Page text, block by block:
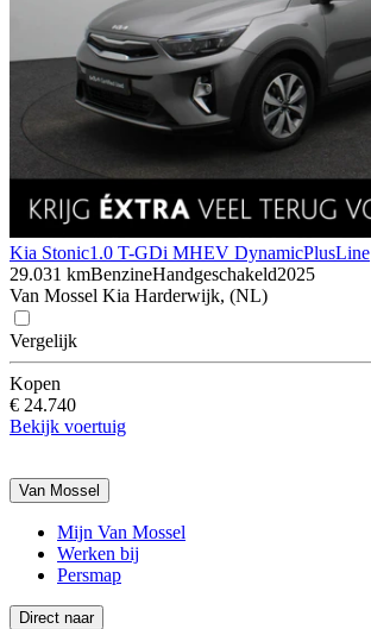
Kia Stonic1.0 T-GDi MHEV DynamicPlusLine
29.031 kmBenzineHandgeschakeld2025
Van Mossel Kia Harderwijk, (NL)
Vergelijk
Kopen
€ 24.740
Bekijk voertuig
Van Mossel
Mijn Van Mossel
Werken bij
Persmap
Direct naar